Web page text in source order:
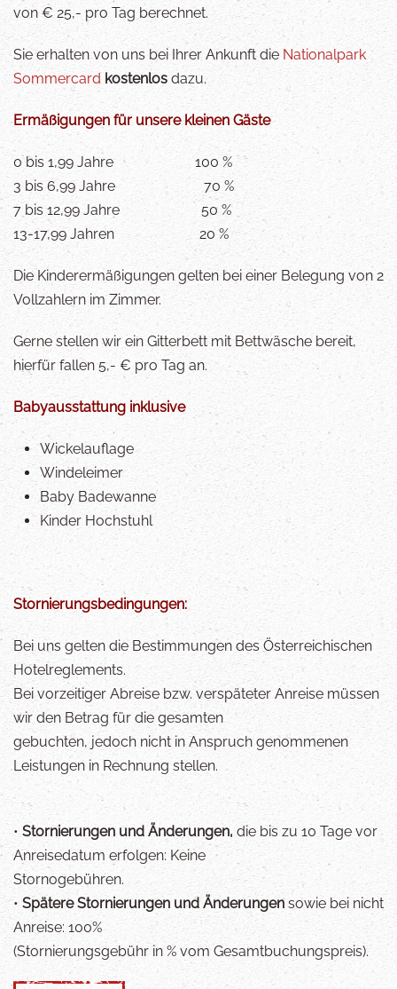
von € 25,- pro Tag berechnet.
Sie erhalten von uns bei Ihrer Ankunft die Nationalpark
Sommercard kostenlos dazu.
Ermäßigungen für unsere kleinen Gäste
0 bis 1,99 Jahre 100 %
3 bis 6,99 Jahre
70 %
7 bis 12,99 Jahre 50 %
13-17,99 Jahren 20 %
Die Kinderermäßigungen gelten bei einer Belegung von 2
Vollzahlern im Zimmer.
Gerne stellen wir ein Gitterbett mit Bettwäsche bereit,
hierfür fallen 5,- € pro Tag an.
Babyausstattung inklusive
Wickelauflage
Windeleimer
Baby Badewanne
Kinder Hochstuhl
Stornierungsbedingungen:
Bei uns gelten die Bestimmungen des Österreichischen
Hotelreglements.
Bei vorzeitiger Abreise bzw. verspäteter Anreise müssen
wir den Betrag für die gesamten
gebuchten, jedoch nicht in Anspruch genommenen
Leistungen in Rechnung stellen.
• Stornierungen und Änderungen, die bis zu 10 Tage vor
Anreisedatum erfolgen: Keine
Stornogebühren.
• Spätere Stornierungen und Änderungen sowie bei nicht
Anreise: 100%
(Stornierungsgebühr in % vom Gesamtbuchungspreis).